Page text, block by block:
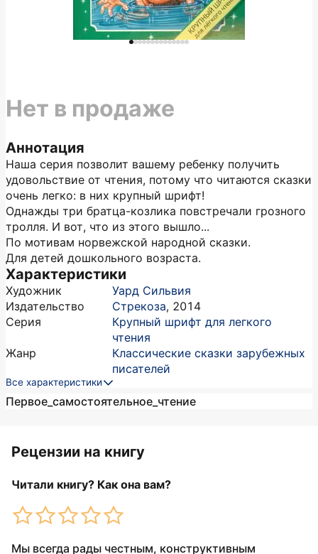
Аннотация
Наша серия позволит вашему ребенку получить
удовольствие от чтения, потому что читаются сказки
очень легко: в них крупный шрифт!
Однажды три братца-козлика повстречали грозного
тролля. И вот, что из этого вышло...
По мотивам норвежской народной сказки.
Для детей дошкольного возраста.
Характеристики
Художник
Уард Сильвия
Издательство
Стрекоза, 2014
Серия
Крупный шрифт для легкого
чтения
Жанр
Классические сказки зарубежных
писателей
Все характеристики
Первое_самостоятельное_чтение
Нет в продаже
Рецензии на книгу
Читали книгу? Как она вам?
Мы всегда рады честным, конструктивным